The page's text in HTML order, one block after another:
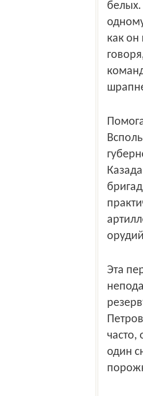
белых.
как он
Эта
часто,
один